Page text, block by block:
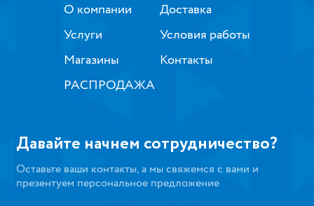
О компании
Услуги
Магазины
РАСПРОДАЖА
Доставка
Условия работы
Контакты
Давайте начнем сотрудничество?
Оставьте ваши контакты, а мы свяжемся с вами и
презентуем персональное предложение